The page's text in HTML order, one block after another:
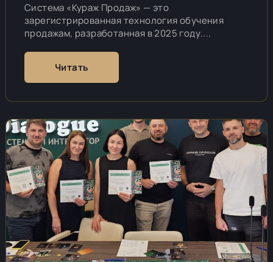
Система «Кураж Продаж» — это
зарегистрированная технология обучения
продажам, разработанная в 2025 году....
Читать